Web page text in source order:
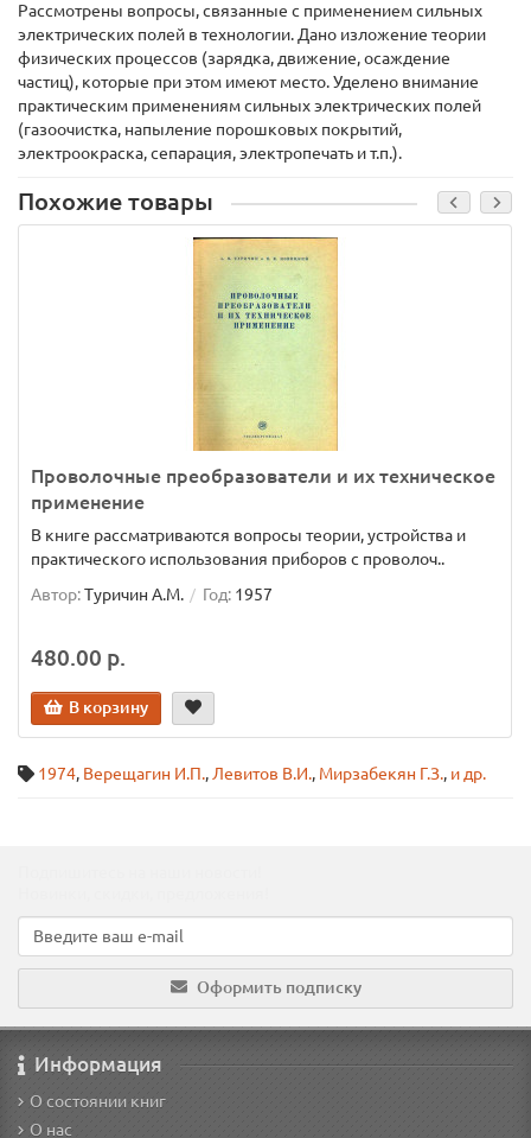
Рассмотрены вопросы, связанные с применением сильных
электрических полей в технологии. Дано изложение теории
физических процессов (зарядка, движение, осаждение
частиц), которые при этом имеют место. Уделено внимание
практическим применениям сильных электрических полей
(газоочистка, напыление порошковых покрытий,
электроокраска, сепарация, электропечать и т.п.).
Похожие товары
Проволочные преобразователи и их техническое
применение
В книге рассматриваются вопросы теории, устройства и
практического использования приборов с проволоч..
Автор:Туричин А.М. Год: 1957
480.00 р.
В корзину
1974, Верещагин И.П., Левитов В.И., Мирзабекян Г.З., и др.
Оформить подписку
Информация
О состоянии книг
О нас